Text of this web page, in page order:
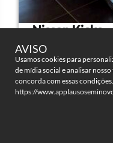
Nissan Kicks
SENSE
4 portas
AVISO
Usamos cookies para
de mídia social e analisar
concorda com essas
https://
CLIQUE AQUI
SEU